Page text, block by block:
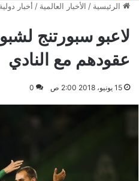
الرئيسية / الأخبار العالمية / أخبار
لاعبو سبورتنج
عقودهم مع النادي
15 يونيو، 2018 2:00 ص 0